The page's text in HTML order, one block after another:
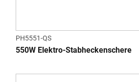
PH5551-QS
550W Elektro-Stabheckenschere